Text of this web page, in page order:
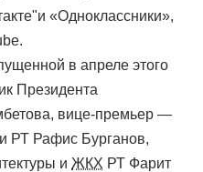
«Одноклассники»,
в апреле этого
Президента
вице-премьер —
РТ Рафис Бурганов,
и ЖКХ РТ Фарит